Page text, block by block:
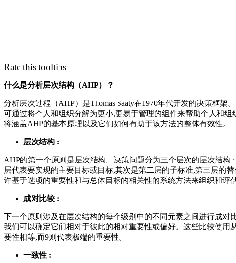
Rate this tooltips
什么是分析层次结构（AHP）？
分析层次过程（AHP）是Thomas Saaty在1970年代开发的决策框架
可通过将个人和组织分解为更小,更易于管理的组件来帮助个人和组
将涵盖AHP的基本原理以及它们如何有助于该方法的整体有效性。
层次结构 :
AHP的第一个原则是层次结构。决策问题分为三个层次的层次结构
层代表要实现的主要目标或目标,其次是第二层的子标准,第三层的
许基于选项的重要性和与总体目标的相关性的系统方法来组织和评估
成对比较 :
下一个原则涉及在层次结构的每个级别中的不同元素之间进行成对
我们可以确定它们相对于彼此的相对重要性或偏好。这些比较使用
要性相等,而9则代表极端的重要性。
一致性 :